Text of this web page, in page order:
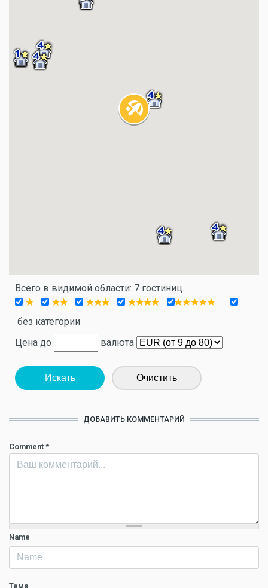
Всего в видимой области: 7 гостиниц.
без категории
Цена до
валюта
Искать Очистить
ДОБАВИТЬ КОММЕНТАРИЙ
Comment *
Name
Тема